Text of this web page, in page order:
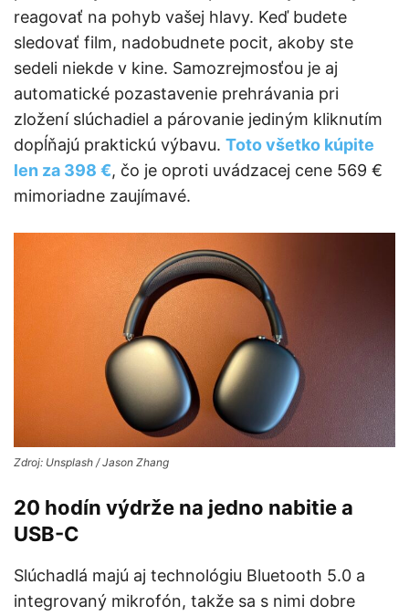
reagovať na pohyb vašej hlavy. Keď budete
sledovať film, nadobudnete pocit, akoby ste
sedeli niekde v kine. Samozrejmosťou je aj
automatické pozastavenie prehrávania pri
zložení slúchadiel a párovanie jediným kliknutím
dopĺňajú praktickú výbavu. Toto všetko kúpite
len za 398 €, čo je oproti uvádzacej cene 569 €
mimoriadne zaujímavé.
Zdroj: Unsplash / Jason Zhang
20 hodín výdrže na jedno nabitie a
USB-C
Slúchadlá majú aj technológiu Bluetooth 5.0 a
integrovaný mikrofón, takže sa s nimi dobre